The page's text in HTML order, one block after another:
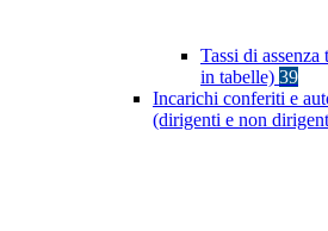
Tassi di
in tabelle) 39
Incarichi conferiti e
(dirigenti e non